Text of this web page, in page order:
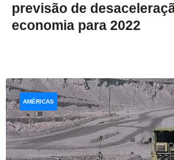
previsão de
economia para 2022
AMÉRICAS